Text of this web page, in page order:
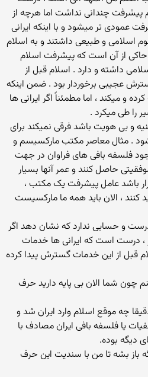
پیشرفت چندانی نداشت اما هرچه از
عمودی تر میشود و با اینکه ایرانی
اسلامی و طبیعی داشتند و به اسلام
از آن است که پیشرفت اسلام
داشته و دارد . اسلام قبل از
عجیبی برخوردار بود . ضمن اینکه
و میکند ، اما مطمئناً اگر ایرانی ها
را طی میکرد .
و بی هویت باشد فرقی نمیکند برای
. مثال معاصر مکتب مارکسیسم و
فلسفه بافی های فراوان در جهت
حاصل کنند و عمر آنها بسیار
باشد عامل پیشرفت یک مکتب ،
کنند ، الان باید همه ما مارکسیست
و حسابی ندارد که نشان دهد اگر
، درست است که ایرانی ها خدمات
قبل از این خدمات گسترش پیدا کرده
چون شما الان بی پایه دارید حرف
چه موقع اسلام وارد ایران شد و
یا فلسفه بافی ایران مصادف با
دیگه بوده.
باز بشه تا من با سندیت این حرف